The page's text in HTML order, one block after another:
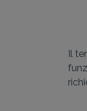
Il